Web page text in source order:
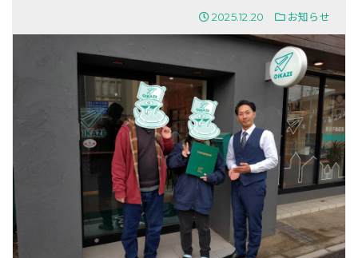
2025.12.20 お知らせ